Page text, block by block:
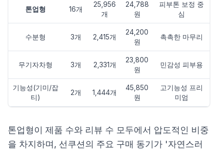
톤업형 16개
25,956
개
24,788
원
피부톤 보정 중
심
수분형 3개 2,415개
24,200
원
촉촉한 마무리
무기자차형 3개 2,331개
23,800
원
민감성 피부용
기능성(기미/잡
티)
2개 1,444개
45,850
원
고기능성 프리
미엄
톤업형이 제품 수와 리뷰 수 모두에서 압도적인 비중
을 차지하며, 선쿠션의 주요 구매 동기가 '자연스러